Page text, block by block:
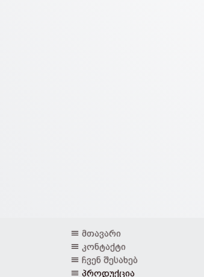
მთავარი
კონტაქტი
ჩვენ შესახებ
პროდუქცია